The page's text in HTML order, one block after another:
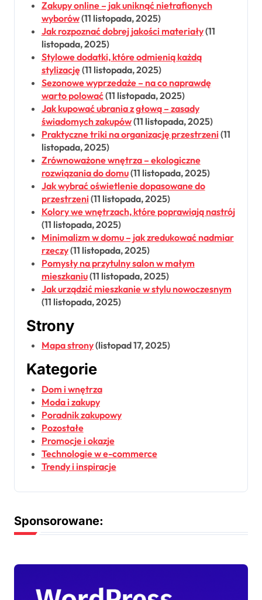
Zakupy online – jak uniknąć nietrafionych
wyborów(11 listopada, 2025)
Jak rozpoznać dobrej jakości materiały(11
listopada, 2025)
Stylowe dodatki, które odmienią każdą
stylizację(11 listopada, 2025)
Sezonowe wyprzedaże – na co naprawdę
warto polować(11 listopada, 2025)
Jak kupować ubrania z głową – zasady
świadomych zakupów(11 listopada, 2025)
Praktyczne triki na organizację przestrzeni (11
listopada, 2025)
Zrównoważone wnętrza – ekologiczne
rozwiązania do domu(11 listopada, 2025)
Jak wybrać oświetlenie dopasowane do
przestrzeni (11 listopada, 2025)
Kolory we wnętrzach, które poprawiają nastrój
(11 listopada, 2025)
Minimalizm w domu – jak zredukować nadmiar
rzeczy(11 listopada, 2025)
Pomysły na przytulny salon w małym
mieszkaniu(11 listopada, 2025)
Jak urządzić mieszkanie w stylu nowoczesnym
(11 listopada, 2025)
Strony
Mapa strony(listopad 17, 2025)
Kategorie
Dom i wnętrza
Moda i zakupy
Poradnik zakupowy
Pozostałe
Promocje i okazje
Technologie w e-commerce
Trendy i inspiracje
Sponsorowane: